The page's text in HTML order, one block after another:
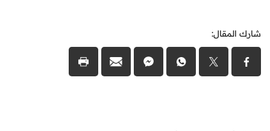
شارك المقال: